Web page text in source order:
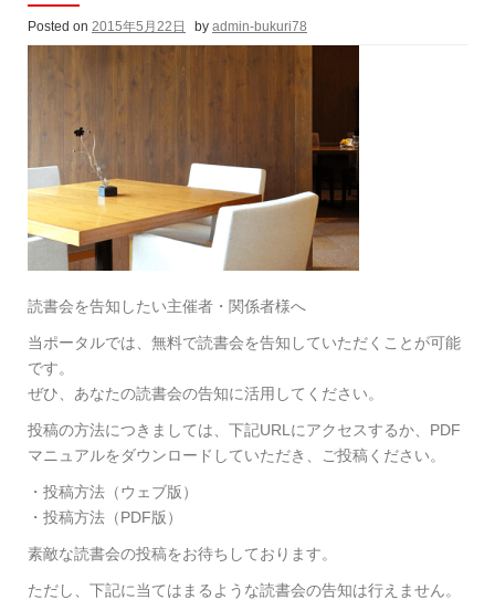
Posted on 2015年5月22日 by admin-bukuri78
読書会を告知したい主催者・関係者様へ
当ポータルでは、無料で読書会を告知していただくことが可能
です。
ぜひ、あなたの読書会の告知に活用してください。
投稿の方法につきましては、下記URLにアクセスするか、PDF
マニュアルをダウンロードしていただき、ご投稿ください。
・投稿方法（ウェブ版）
・投稿方法（PDF版）
素敵な読書会の投稿をお待ちしております。
ただし、下記に当てはまるような読書会の告知は行えません。